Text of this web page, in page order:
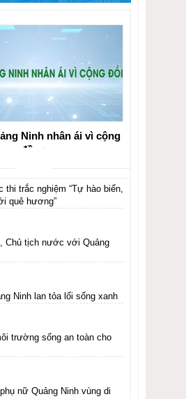
Ninh nhân ái vì cộng
đồng
thi trắc nghiệm “Tự hào biển,
quê hương”
Chủ tịch nước với Quảng
Ninh lan tỏa lối sống xanh
trường sống an toàn cho
nữ Quảng Ninh vùng di